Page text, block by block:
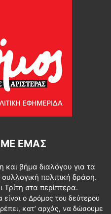
ΜΕ ΕΜΆΣ
βήμα διαλόγου για τα
πολιτική δράση.
στα περίπτερα.
είναι ο Δρόμος του δεύτερου
κατ’ αρχάς, να δώσουμε